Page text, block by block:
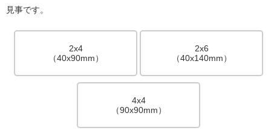
見事です。
2x4
（40x90mm）
2x6
（40x140mm）
4x4
（90x90mm）